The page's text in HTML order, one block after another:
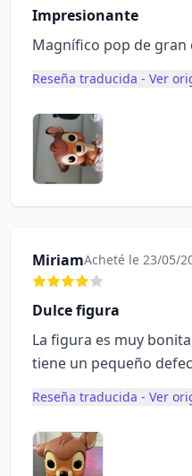
Impresionante
Magnífico pop de gran
Reseña traducida - Ver
MiriamAcheté le 23/05/
Dulce figura
La figura es muy
tiene un pequeño
Reseña traducida - Ver